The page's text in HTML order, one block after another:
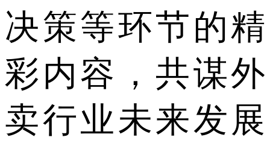
决策等环节的精
彩内容，共谋外
卖行业未来发展